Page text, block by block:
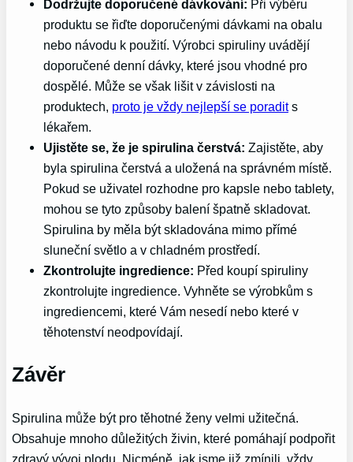
Dodržujte doporučené dávkování: Při výběru
produktu se řiďte doporučenými dávkami na obalu
nebo návodu k použití. Výrobci spiruliny uvádějí
doporučené denní dávky, které jsou vhodné pro
dospělé. Může se však lišit v závislosti na
produktech, proto je vždy nejlepší se poradits
lékařem.
Ujistěte se, že je spirulina čerstvá: Zajistěte, aby
byla spirulina čerstvá a uložená na správném místě.
Pokud se uživatel rozhodne pro kapsle nebo tablety,
mohou se tyto způsoby balení špatně skladovat.
Spirulina by měla být skladována mimo přímé
sluneční světlo a v chladném prostředí.
Zkontrolujte ingredience: Před koupí spiruliny
zkontrolujte ingredience. Vyhněte se výrobkům s
ingrediencemi, které Vám nesedí nebo které v
těhotenství neodpovídají.
Závěr
Spirulina může být pro těhotné ženy velmi užitečná.
Obsahuje mnoho důležitých živin, které pomáhají podpořit
zdravý vývoj plodu. Nicméně, jak jsme již zmínili, vždy